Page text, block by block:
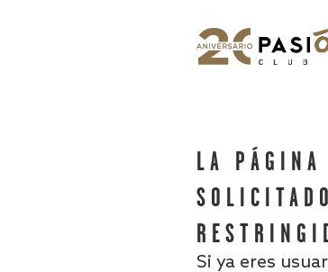
LA PÁGINA
Si ya eres